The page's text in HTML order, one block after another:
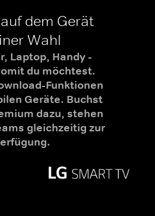
dem Gerät
Wahl
Laptop, Handy -
du möchtest.
Funktionen
Geräte. Buchst
dazu, stehen
gleichzeitig zur